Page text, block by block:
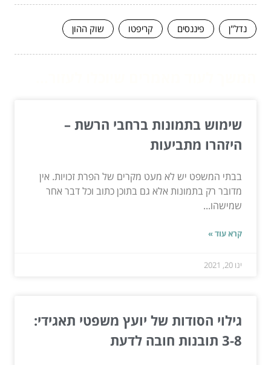
נדל"ן פיננסים קריפטו שוק ההון
שימוש בתמונות ברחבי הרשת –
היזהרו מתביעות
בבתי המשפט יש לא מעט מקרים של הפרת זכויות. אין
מדובר רק בתמונות אלא גם בתוכן כתוב וכל דבר אחר
שמישהו...
קרא עוד »
ינו 20, 2021
גילוי הסודות של יועץ משפטי תאגידי:
3-8 תובנות חובה לדעת